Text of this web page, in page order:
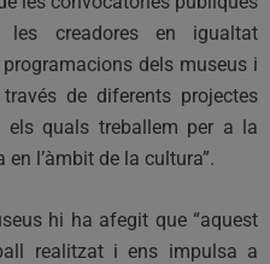
creadores en igualtat
programacions dels museus i
de diferents projectes
els quals treballem per a la
l’àmbit de la cultura”.
hi ha afegit que “aquest
realitzat i ens impulsa a